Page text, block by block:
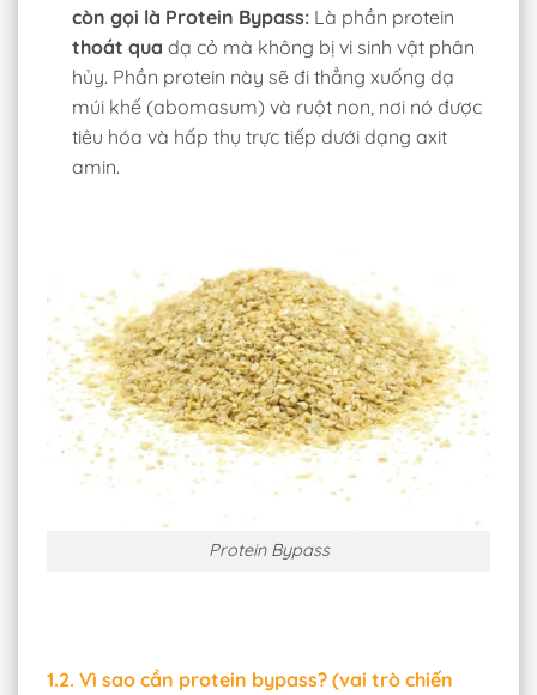
còn gọi là Protein Bypass:Là phần protein
thoát qua dạ cỏ mà không bị vi sinh vật phân
hủy. Phần protein này sẽ đi thẳng xuống dạ
múi khế (abomasum) và ruột non, nơi nó được
tiêu hóa và hấp thụ trực tiếp dưới dạng axit
amin.
Protein Bypass
1.2. Vì sao cần protein bypass? (vai trò chiến